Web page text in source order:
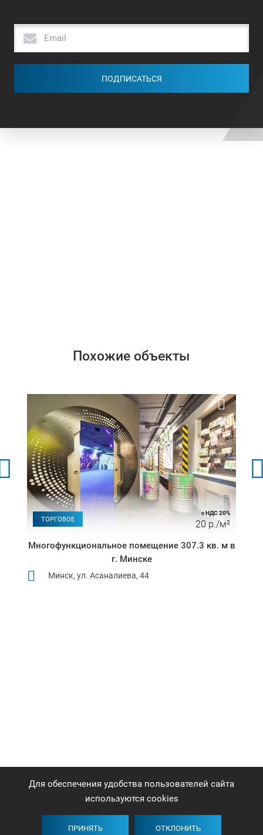
ПОДПИСАТЬСЯ
Похожие объекты
ТОРГОВОЕ
с НДС 20%
20 р./м²
Многофункциональное помещение 307.3 кв. м в
г. Минске
Минск, ул. Асаналиева, 44
Для обеспечения удобства пользователей сайта
используются cookies
ПРИНЯТЬ ОТКЛОНИТЬ